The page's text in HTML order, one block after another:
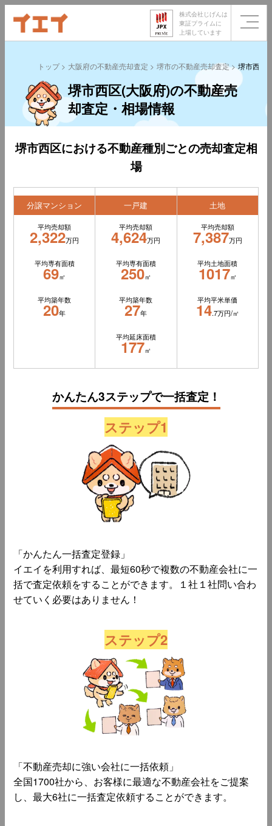
株式会社じげんは
東証プライムに
上場しています
トップ 大阪府の不動産売却査定 堺市の不動産売却査定 堺市西区
堺市西区(大阪府)の不動産売
却査定・相場情報
堺市西区における不動産種別ごとの売却査定相
場
分譲マンション
平均売却額
2,322万円
平均専有面積
69㎡
平均築年数
20年
一戸建
平均売却額
4,624万円
平均専有面積
250㎡
平均築年数
27年
平均延床面積
177㎡
土地
平均売却額
7,387万円
平均土地面積
1017㎡
平均平米単価
14.7万円/㎡
かんたん3ステップで一括査定！
ステップ1
「かんたん一括査定登録」
イエイを利用すれば、最短60秒で複数の不動産会社に一
括で査定依頼をすることができます。１社１社問い合わ
せていく必要はありません！
ステップ2
「不動産売却に強い会社に一括依頼」
全国1700社から、お客様に最適な不動産会社をご提案
し、最大6社に一括査定依頼することができます。